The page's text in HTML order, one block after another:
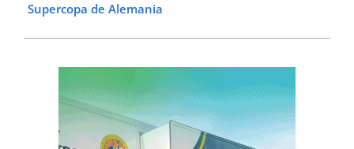
Supercopa de Alemania